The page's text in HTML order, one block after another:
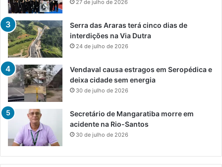
27 de julho de 2026
Serra das Araras terá cinco dias de
interdições na Via Dutra
24 de julho de 2026
Vendaval causa estragos em Seropédica e
deixa cidade sem energia
30 de julho de 2026
Secretário de Mangaratiba morre em
acidente na Rio-Santos
30 de julho de 2026